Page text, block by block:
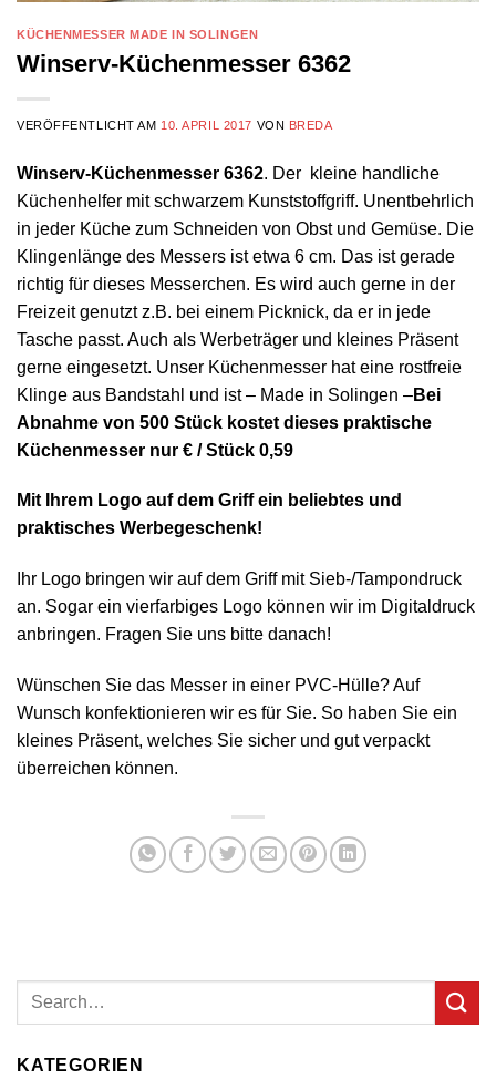
KÜCHENMESSER MADE IN SOLINGEN
Winserv-Küchenmesser 6362
VERÖFFENTLICHT AM 10. APRIL 2017 VON BREDA
Winserv-Küchenmesser 6362. Der kleine handliche
Küchenhelfer mit schwarzem Kunststoffgriff. Unentbehrlich
in jeder Küche zum Schneiden von Obst und Gemüse. Die
Klingenlänge des Messers ist etwa 6 cm. Das ist gerade
richtig für dieses Messerchen. Es wird auch gerne in der
Freizeit genutzt z.B. bei einem Picknick, da er in jede
Tasche passt. Auch als Werbeträger und kleines Präsent
gerne eingesetzt. Unser Küchenmesser hat eine rostfreie
Klinge aus Bandstahl und ist – Made in Solingen –Bei
Abnahme von 500 Stück kostet dieses praktische
Küchenmesser nur € / Stück 0,59
Mit Ihrem Logo auf dem Griff ein beliebtes und
praktisches Werbegeschenk!
Ihr Logo bringen wir auf dem Griff mit Sieb-/Tampondruck
an. Sogar ein vierfarbiges Logo können wir im Digitaldruck
anbringen. Fragen Sie uns bitte danach!
Wünschen Sie das Messer in einer PVC-Hülle? Auf
Wunsch konfektionieren wir es für Sie. So haben Sie ein
kleines Präsent, welches Sie sicher und gut verpackt
überreichen können.
KATEGORIEN